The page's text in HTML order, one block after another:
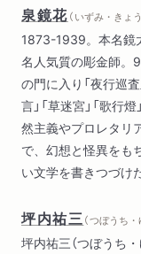
泉鏡花（ いずみ・きょう
1873-1939。本名鏡
名人気質の彫金師。
の門に入り「夜行巡
言」「草迷宮」「歌行
然主義やプロレタリ
で、幻想と怪異をも
い文学を書きつづけ
坪内祐三（ つぼうち・
坪内祐三（つぼうち